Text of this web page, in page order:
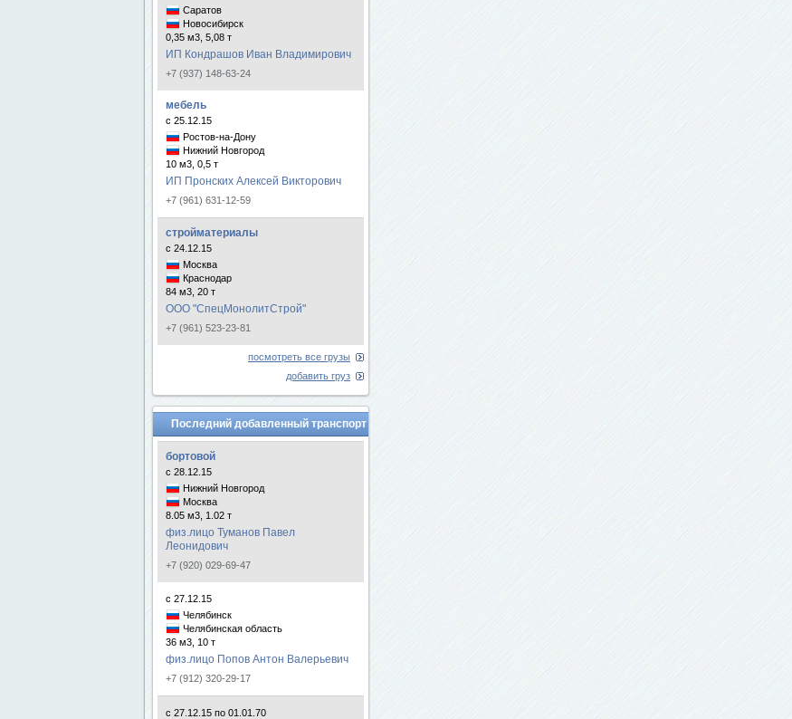
Саратов
Новосибирск
0,35 м3, 5,08 т
ИП Кондрашов Иван Владимирович
+7 (937) 148-63-24
мебель
с 25.12.15
Ростов-на-Дону
Нижний Новгород
10 м3, 0,5 т
ИП Пронских Алексей Викторович
+7 (961) 631-12-59
стройматериалы
с 24.12.15
Москва
Краснодар
84 м3, 20 т
ООО "СпецМонолитСтрой"
+7 (961) 523-23-81
посмотреть все грузы
добавить груз
Последний добавленный транспорт
бортовой
с 28.12.15
Нижний Новгород
Москва
8.05 м3, 1.02 т
физ.лицо Туманов Павел
Леонидович
+7 (920) 029-69-47
с 27.12.15
Челябинск
Челябинская область
36 м3, 10 т
физ.лицо Попов Антон Валерьевич
+7 (912) 320-29-17
с 27.12.15 по 01.01.70